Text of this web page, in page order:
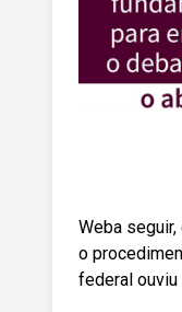
Weba
o
federal